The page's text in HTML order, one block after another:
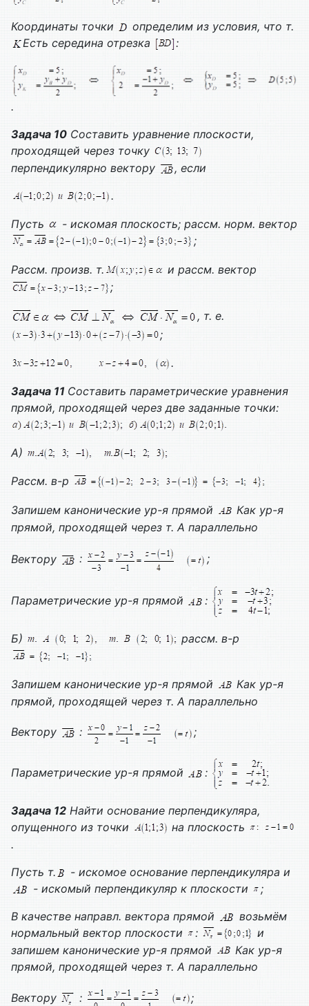
Координаты точки
определим из условия, что т.
Есть середина отрезка
:
.
Задача 10 Составить уравнение плоскости,
проходящей через точку
перпендикулярно вектору
, если
.
Пусть
- искомая плоскость; рассм. норм. вектор
;
Рассм. произв. т.
и рассм. вектор
;
, т. е.
;
.
Задача 11 Составить параметрические уравнения
прямой, проходящей через две заданные точки:
А)
Рассм. в-р
Запишем канонические ур-я прямой
Как ур-я
прямой, проходящей через т. А параллельно
Вектору : ;
Параметрические ур-я прямой :
Б) рассм. в-р
Запишем канонические ур-я прямой
Как ур-я
прямой, проходящей через т. А параллельно
Вектору : ;
Параметрические ур-я прямой :
Задача 12 Найти основание перпендикуляра,
опущенного из точки
на плоскость
.
Пусть т.
- искомое основание перпендикуляра и
- искомый перпендикуляр к плоскости
;
В качестве направл. вектора прямой
возьмём
нормальный вектор плоскости
:
и
запишем канонические ур-я прямой
Как ур-я
прямой, проходящей через т. А параллельно
Вектору : ;